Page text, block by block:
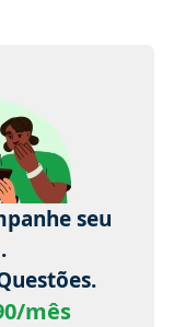
seu
mês